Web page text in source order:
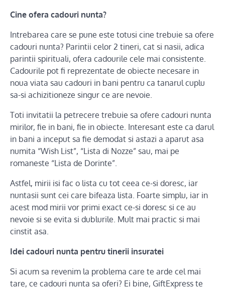
Cine ofera cadouri nunta?
Intrebarea care se pune este totusi cine trebuie sa ofere
cadouri nunta? Parintii celor 2 tineri, cat si nasii, adica
parintii spirituali, ofera cadourile cele mai consistente.
Cadourile pot fi reprezentate de obiecte necesare in
noua viata sau cadouri in bani pentru ca tanarul cuplu
sa-si achizitioneze singur ce are nevoie.
Toti invitatii la petrecere trebuie sa ofere cadouri nunta
mirilor, fie in bani, fie in obiecte. Interesant este ca darul
in bani a inceput sa fie demodat si astazi a aparut asa
numita “Wish List”, “Lista di Nozze” sau, mai pe
romaneste “Lista de Dorinte”.
Astfel, mirii isi fac o lista cu tot ceea ce-si doresc, iar
nuntasii sunt cei care bifeaza lista. Foarte simplu, iar in
acest mod mirii vor primi exact ce-si doresc si ce au
nevoie si se evita si dublurile. Mult mai practic si mai
cinstit asa.
Idei cadouri nunta pentru tinerii insuratei
Si acum sa revenim la problema care te arde cel mai
tare, ce cadouri nunta sa oferi? Ei bine, GiftExpress te